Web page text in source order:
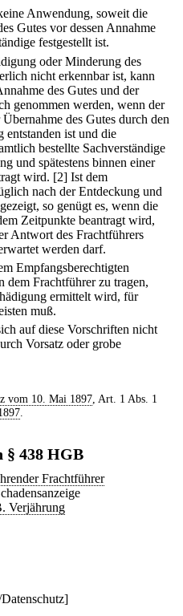
Anwendung, soweit die
Gutes vor dessen Annahme
festgestellt ist.
oder Minderung des
nicht erkennbar ist, kann
des Gutes und der
genommen werden, wenn der
des Gutes durch den
ist und die
bestellte Sachverständige
und spätestens binnen einer
wird. [2] Ist dem
nach der Entdeckung und
so genügt es, wenn die
Zeitpunkte beantragt wird,
Antwort des Frachtführers
werden darf.
Empfangsberechtigten
dem Frachtführer zu tragen,
ermittelt wird, für
muß.
auf diese Vorschriften nicht
Vorsatz oder grobe
vom 10. Mai 1897, Art. 1 Abs. 1
§ 438 HGB
Frachtführer
Verjährung
]